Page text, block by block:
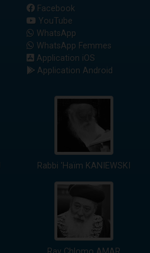
Facebook
YouTube
WhatsApp
WhatsApp Femmes
Application iOS
Application Android
Rabbi 'Haïm KANIEWSKI